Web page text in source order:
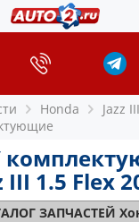
Honda Jazz III
III 1.5 Flex
ЗАПЧАСТЕЙ